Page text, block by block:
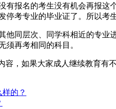
有报名的考生没有机会再报
考专业的毕业证了。所以
同层次、同学科相近的专
须再考相同的科目。
容，如果大家成人继续教育
的？